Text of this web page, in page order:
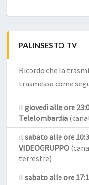
PALINSESTO TV
Ricordo che la
trasmessa come
il giovedì alle ore
Telelombardia
il sabato alle ore
VIDEOGRUPPO
terrestre)
il sabato alle ore